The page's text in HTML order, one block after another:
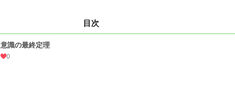
目次
意識の最終定理
0